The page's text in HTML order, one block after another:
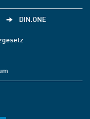
DIN.ONE